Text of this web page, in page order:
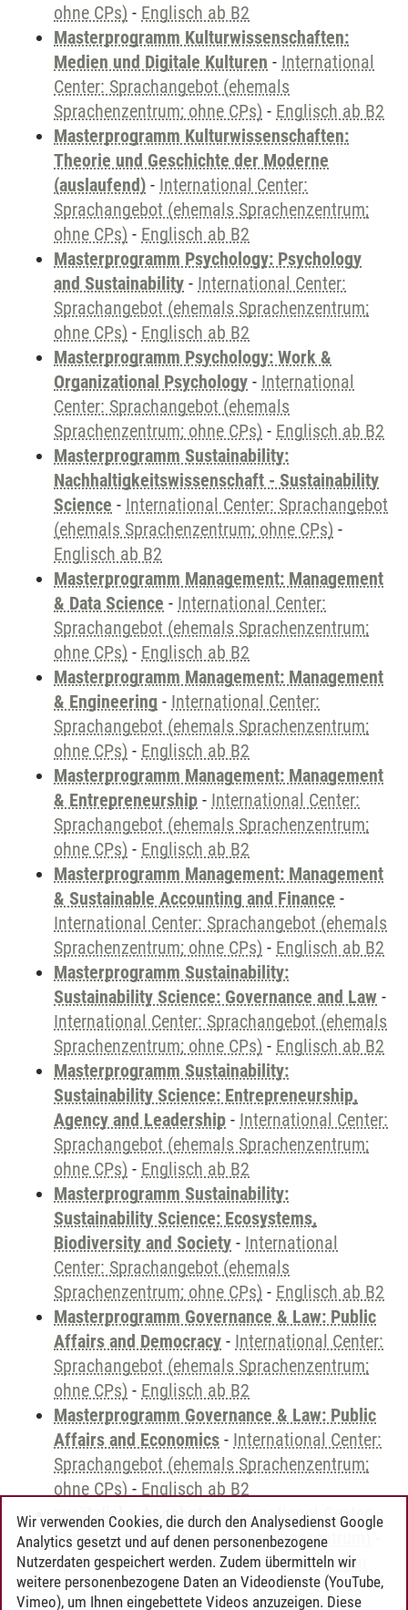
ohne CPs) - Englisch ab B2
Masterprogramm Kulturwissenschaften:
Medien und Digitale Kulturen - International
Center: Sprachangebot (ehemals
Sprachenzentrum; ohne CPs) - Englisch ab B2
Masterprogramm Kulturwissenschaften:
Theorie und Geschichte der Moderne
(auslaufend) - International Center:
Sprachangebot (ehemals Sprachenzentrum;
ohne CPs) - Englisch ab B2
Masterprogramm Psychology: Psychology
and Sustainability - International Center:
Sprachangebot (ehemals Sprachenzentrum;
ohne CPs) - Englisch ab B2
Masterprogramm Psychology: Work &
Organizational Psychology - International
Center: Sprachangebot (ehemals
Sprachenzentrum; ohne CPs) - Englisch ab B2
Masterprogramm Sustainability:
Nachhaltigkeitswissenschaft - Sustainability
Science - International Center: Sprachangebot
(ehemals Sprachenzentrum; ohne CPs) -
Englisch ab B2
Masterprogramm Management: Management
& Data Science - International Center:
Sprachangebot (ehemals Sprachenzentrum;
ohne CPs) - Englisch ab B2
Masterprogramm Management: Management
& Engineering - International Center:
Sprachangebot (ehemals Sprachenzentrum;
ohne CPs) - Englisch ab B2
Masterprogramm Management: Management
& Entrepreneurship - International Center:
Sprachangebot (ehemals Sprachenzentrum;
ohne CPs) - Englisch ab B2
Masterprogramm Management: Management
& Sustainable Accounting and Finance -
International Center: Sprachangebot (ehemals
Sprachenzentrum; ohne CPs) - Englisch ab B2
Masterprogramm Sustainability:
Sustainability Science: Governance and Law -
International Center: Sprachangebot (ehemals
Sprachenzentrum; ohne CPs) - Englisch ab B2
Masterprogramm Sustainability:
Sustainability Science: Entrepreneurship,
Agency and Leadership - International Center:
Sprachangebot (ehemals Sprachenzentrum;
ohne CPs) - Englisch ab B2
Masterprogramm Sustainability:
Sustainability Science: Ecosystems,
Biodiversity and Society - International
Center: Sprachangebot (ehemals
Sprachenzentrum; ohne CPs) - Englisch ab B2
Masterprogramm Governance & Law: Public
Affairs and Democracy - International Center:
Sprachangebot (ehemals Sprachenzentrum;
ohne CPs) - Englisch ab B2
Masterprogramm Governance & Law: Public
Affairs and Economics - International Center:
Sprachangebot (ehemals Sprachenzentrum;
ohne CPs) - Englisch ab B2
zusätzliche Angebote- International Center:
Sprachangebot (ehemals Sprachenzentrum)
Sprachangebot und Sonderveranstaltungen
Wir verwenden Cookies, die durch den Analysedienst Google
Analytics gesetzt und auf denen personenbezogene
Nutzerdaten gespeichert werden. Zudem übermitteln wir
weitere personenbezogene Daten an Videodienste (YouTube,
Vimeo), um Ihnen eingebettete Videos anzuzeigen. Diese